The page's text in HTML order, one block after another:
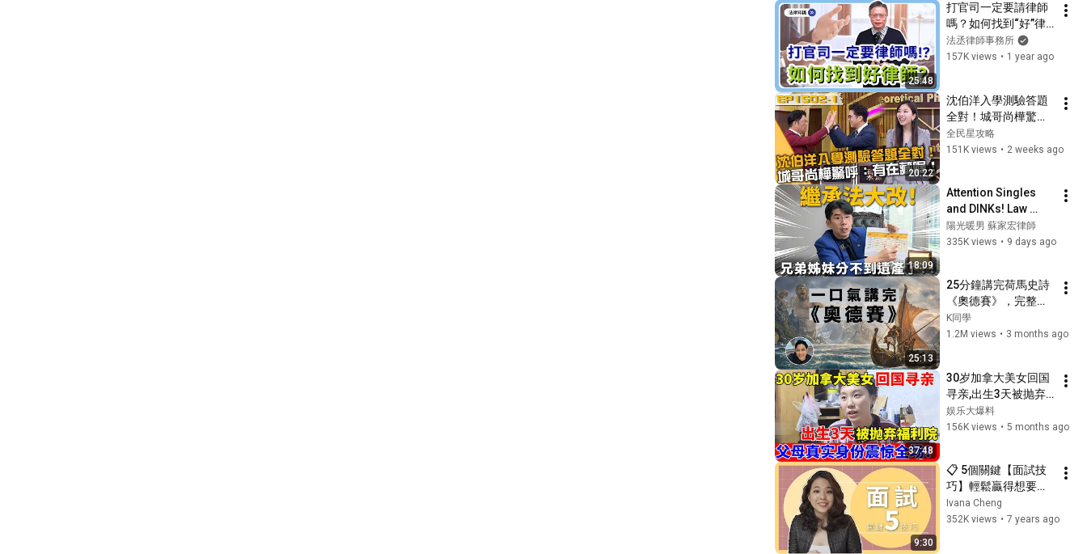
25:48
打官司一定要請律師
嗎？如何找到“好”律
師，幫自己化解案件
危機！？【時事
法丞律師事務所
157K views • 1 year ago
20:22
沈伯洋入學測驗答題
全對！城哥尚樺驚
呼：有在藏喔！
20260720 曾國城 曾
略】
全民星攻略
151K views • 2 weeks ago
18:09
Attention Singles
and DINKs! Law
Amended: Siblings
No Longer
This...
陽光暖男 蘇家宏律師
335K views • 9 days ago
25:13
25分鐘講完荷馬史詩
《奧德賽》，完整劇
情一口氣看懂 | 這部
西方文學的開山之
K同學
1.2M views • 3 months ago
37:48
30岁加拿大美女回国
寻亲,出生3天被抛弃!
父母真实身份震惊全
场【人间真情录】
娱乐大爆料
156K views • 5 months ago
9:30
📋 5個關鍵【面試技
巧】輕鬆贏得想要的
職缺｜Ivana聊工作
Ivana Cheng
352K views • 7 years ago